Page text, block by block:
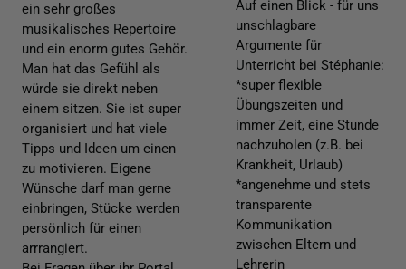
ein sehr großes
musikalisches Repertoire
und ein enorm gutes Gehör.
Man hat das Gefühl als
würde sie direkt neben
einem sitzen. Sie ist super
organisiert und hat viele
Tipps und Ideen um einen
zu motivieren. Eigene
Wünsche darf man gerne
einbringen, Stücke werden
persönlich für einen
arrrangiert.
Auf einen Blick - für uns
unschlagbare
Argumente für
Unterricht bei Stéphanie:
*super flexible
Übungszeiten und
immer Zeit, eine Stunde
nachzuholen (z.B. bei
Krankheit, Urlaub)
*angenehme und stets
transparente
Kommunikation
zwischen Eltern und
Lehrerin